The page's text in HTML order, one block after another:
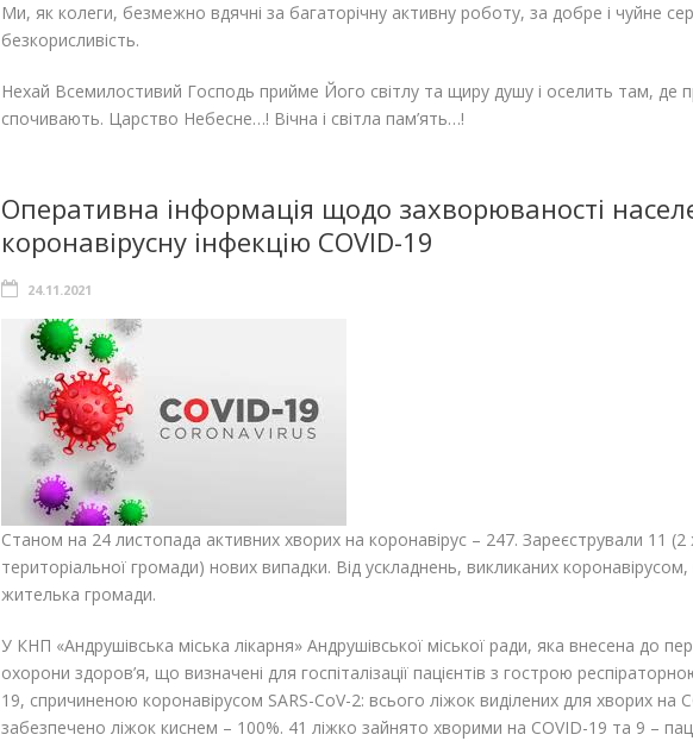
Ми, як колеги, безмежно вдячні за багаторічну активну роботу, за добре і чуйне
безкорисливість.
Нехай Всемилостивий Господь прийме Його світлу та щиру душу і оселить там, де
спочивають. Царство Небесне…! Вічна і світла пам’ять…!
Оперативна інформація щодо захворюваності
коронавірусну інфекцію COVID-19
24.11.2021
Станом на 24 листопада активних хворих на коронавірус – 247. Зареєстрували 11 (2
територіальної громади) нових випадки. Від ускладнень, викликаних
жителька громади.
У КНП «Андрушівська міська лікарня» Андрушівської міської ради, яка внесена до
охорони здоров’я, що визначені для госпіталізації пацієнтів з гострою
19, спричиненою коронавірусом SARS-CoV-2: всього ліжок виділених для хворих на
забезпечено ліжок киснем – 100%. 41 ліжко зайнято хворими на COVID-19 та 9 –